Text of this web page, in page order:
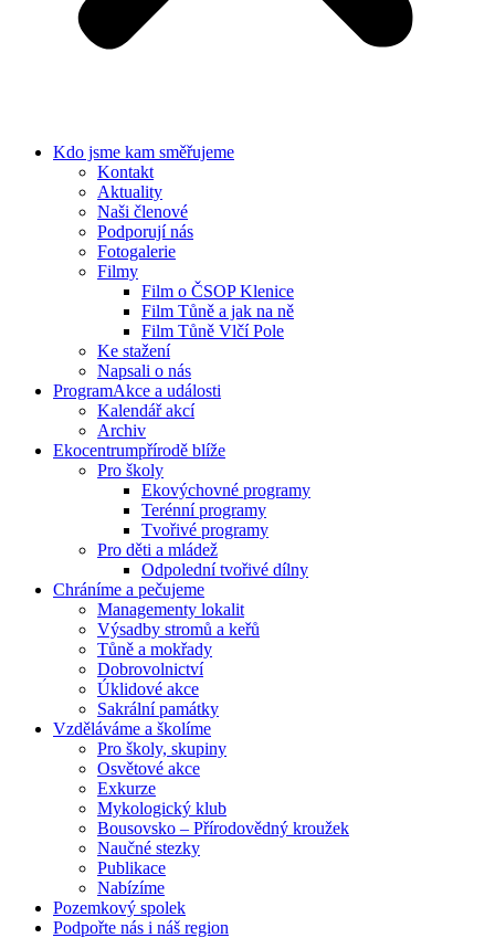
Kdo jsme kam směřujeme
Kontakt
Aktuality
Naši členové
Podporují nás
Fotogalerie
Filmy
Film o ČSOP Klenice
Film Tůně a jak na ně
Film Tůně Vlčí Pole
Ke stažení
Napsali o nás
ProgramAkce a události
Kalendář akcí
Archiv
Ekocentrumpřírodě blíže
Pro školy
Ekovýchovné programy
Terénní programy
Tvořivé programy
Pro děti a mládež
Odpolední tvořivé dílny
Chráníme a pečujeme
Managementy lokalit
Výsadby stromů a keřů
Tůně a mokřady
Dobrovolnictví
Úklidové akce
Sakrální památky
Vzděláváme a školíme
Pro školy, skupiny
Osvětové akce
Exkurze
Mykologický klub
Bousovsko – Přírodovědný kroužek
Naučné stezky
Publikace
Nabízíme
Pozemkový spolek
Podpořte nás i náš region